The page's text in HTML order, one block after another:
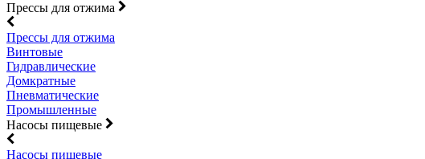
Прессы для отжима
Прессы для отжима
Винтовые
Гидравлические
Домкратные
Пневматические
Промышленные
Насосы пищевые
Насосы пищевые